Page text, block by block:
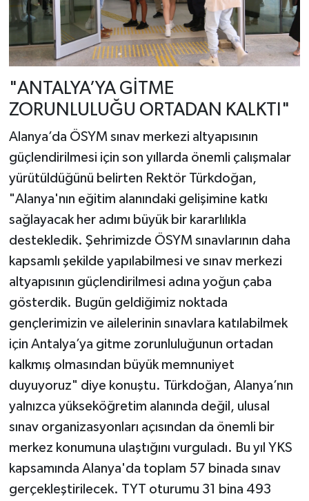
"ANTALYA’YA GİTME
ZORUNLULUĞU ORTADAN KALKTI"
Alanya’da ÖSYM sınav merkezi altyapısının
güçlendirilmesi için son yıllarda önemli çalışmalar
yürütüldüğünü belirten Rektör Türkdoğan,
"Alanya'nın eğitim alanındaki gelişimine katkı
sağlayacak her adımı büyük bir kararlılıkla
destekledik. Şehrimizde ÖSYM sınavlarının daha
kapsamlı şekilde yapılabilmesi ve sınav merkezi
altyapısının güçlendirilmesi adına yoğun çaba
gösterdik. Bugün geldiğimiz noktada
gençlerimizin ve ailelerinin sınavlara katılabilmek
için Antalya’ya gitme zorunluluğunun ortadan
kalkmış olmasından büyük memnuniyet
duyuyoruz" diye konuştu. Türkdoğan, Alanya’nın
yalnızca yükseköğretim alanında değil, ulusal
sınav organizasyonları açısından da önemli bir
merkez konumuna ulaştığını vurguladı. Bu yıl YKS
kapsamında Alanya'da toplam 57 binada sınav
gerçekleştirilecek. TYT oturumu 31 bina 493